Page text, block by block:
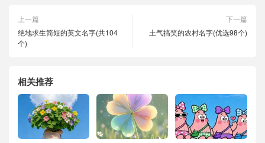
上一篇
绝地求生简短的英文名字(共104
个)
下一篇
土气搞笑的农村名字(优选98个)
相关推荐